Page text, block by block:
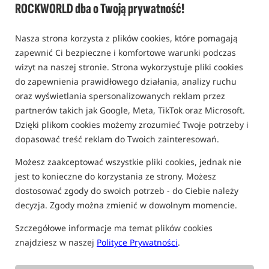
ROCKWORLD dba o Twoją prywatność!
Nasza strona korzysta z plików cookies, które pomagają
zapewnić Ci bezpieczne i komfortowe warunki podczas
wizyt na naszej stronie. Strona wykorzystuje pliki cookies
do zapewnienia prawidłowego działania, analizy ruchu
oraz wyświetlania spersonalizowanych reklam przez
partnerów takich jak Google, Meta, TikTok oraz Microsoft.
Dzięki plikom cookies możemy zrozumieć Twoje potrzeby i
dopasować treść reklam do Twoich zainteresowań.
Możesz zaakceptować wszystkie pliki cookies, jednak nie
jest to konieczne do korzystania ze strony. Możesz
dostosować zgody do swoich potrzeb - do Ciebie należy
decyzja. Zgody można zmienić w dowolnym momencie.
Szczegółowe informacje ma temat plików cookies
znajdziesz w naszej Polityce Prywatności.
0,0